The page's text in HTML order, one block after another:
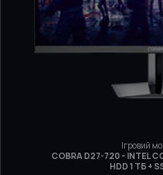
Ігровий
COBRA D27-720 - INTEL
HDD 1 ТБ +